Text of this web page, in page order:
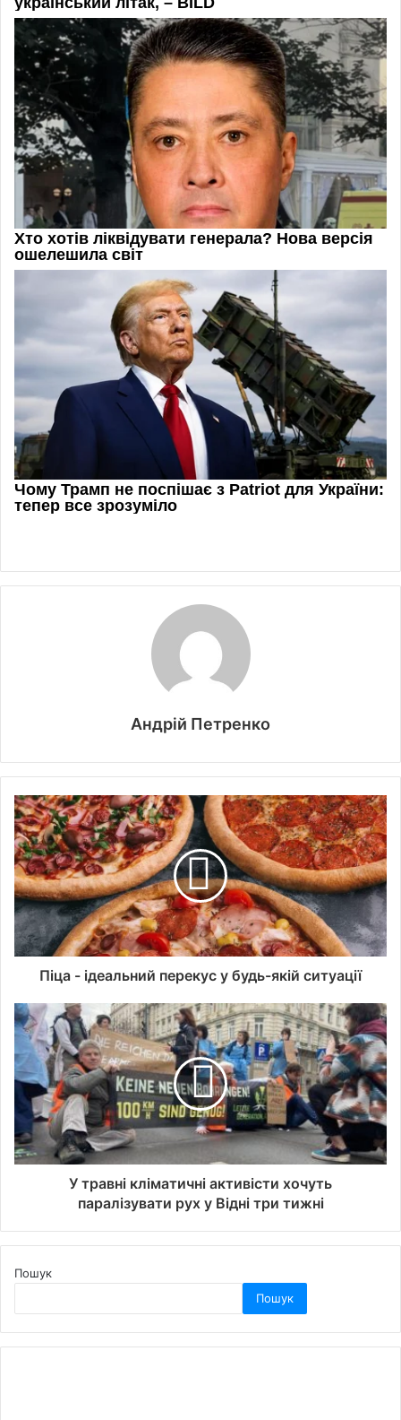
Андрій Петренко
Піца - ідеальний перекус у будь-якій ситуації
У травні кліматичні активісти хочуть
паралізувати рух у Відні три тижні
Пошук
Пошук